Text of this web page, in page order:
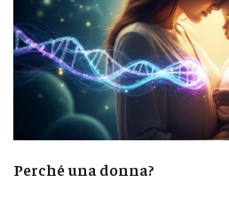
Perché una donna?